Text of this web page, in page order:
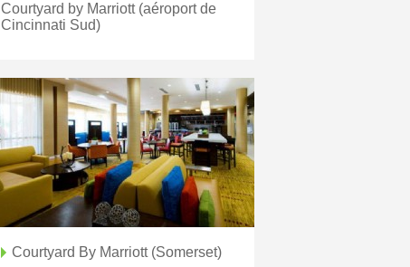
Courtyard by Marriott (aéroport de
Cincinnati Sud)
Courtyard By Marriott (Somerset)